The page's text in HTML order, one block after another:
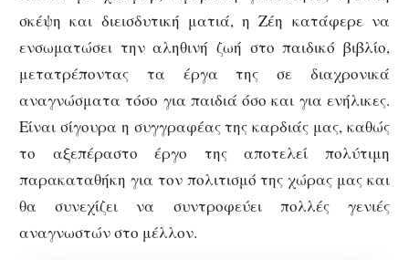
σκέψη και διεισδυτική ματιά, η Ζέη κατάφερε να
ενσωματώσει την αληθινή ζωή στο παιδικό βιβλίο,
μετατρέποντας τα έργα της σε διαχρονικά
αναγνώσματα τόσο για παιδιά όσο και για ενήλικες.
Είναι σίγουρα η συγγραφέας της καρδιάς μας, καθώς
το αξεπέραστο έργο της αποτελεί πολύτιμη
παρακαταθήκη για τον πολιτισμό της χώρας μας και
θα συνεχίζει να συντροφεύει πολλές γενιές
αναγνωστών στο μέλλον.